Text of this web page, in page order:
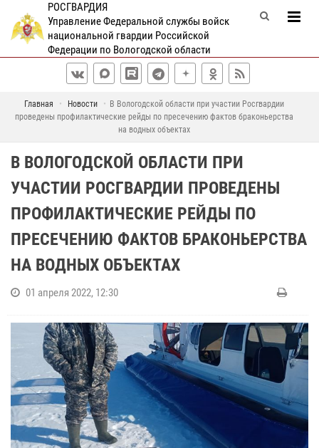
РОСГВАРДИЯ
Управление Федеральной службы войск
национальной гвардии Российской
Федерации по Вологодской области
Главная Новости
В Вологодской области при участии Росгвардии
проведены профилактические рейды по пресечению фактов браконьерства
на водных объектах
В ВОЛОГОДСКОЙ ОБЛАСТИ ПРИ
УЧАСТИИ РОСГВАРДИИ ПРОВЕДЕНЫ
ПРОФИЛАКТИЧЕСКИЕ РЕЙДЫ ПО
ПРЕСЕЧЕНИЮ ФАКТОВ БРАКОНЬЕРСТВА
НА ВОДНЫХ ОБЪЕКТАХ
01 апреля 2022, 12:30